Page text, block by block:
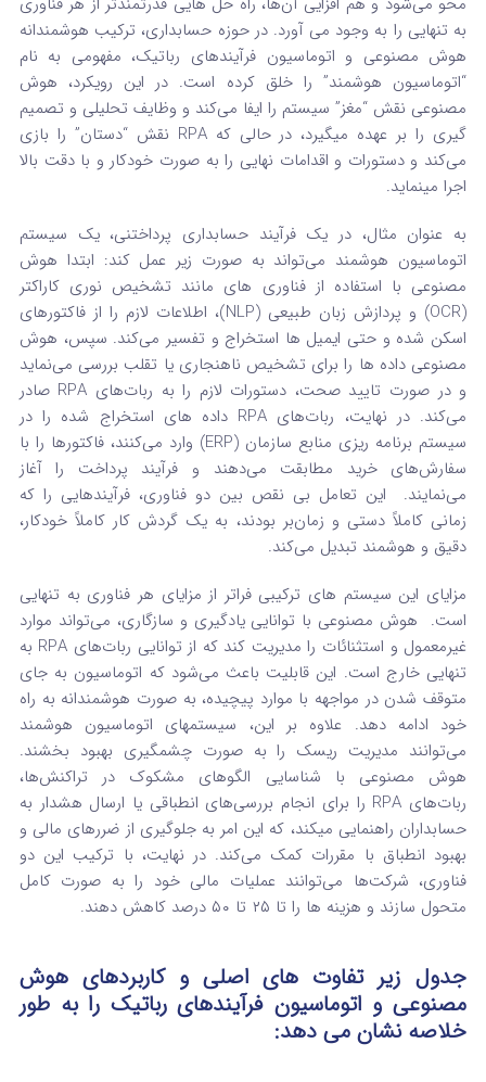
به تنهایی را به وجود می‌ آورد. در حوزه حسابداری، ترکیب هوشمندانه
هوش مصنوعی و اتوماسیون فرآیندهای رباتیک، مفهومی به نام
“اتوماسیون هوشمند” را خلق کرده است. در این رویکرد، هوش
مصنوعی نقش “مغز” سیستم را ایفا می‌کند و وظایف تحلیلی و تصمیم‌
گیری را بر عهده میگیرد، در حالی که RPA نقش “دستان” را بازی
می‌کند و دستورات و اقدامات نهایی را به صورت خودکار و با دقت بالا
اجرا مینماید.
به عنوان مثال، در یک فرآیند حسابداری پرداختنی، یک سیستم
اتوماسیون هوشمند می‌تواند به صورت زیر عمل کند: ابتدا هوش
مصنوعی با استفاده از فناوری‌ های مانند تشخیص نوری کاراکتر
(OCR) و پردازش زبان طبیعی (NLP)، اطلاعات لازم را از فاکتورهای
اسکن‌ شده و حتی ایمیل‌ ها استخراج و تفسیر می‌کند. سپس، هوش
مصنوعی داده‌ ها را برای تشخیص ناهنجاری یا تقلب بررسی می‌نماید
و در صورت تایید صحت، دستورات لازم را به ربات‌های RPA صادر
می‌کند. در نهایت، ربات‌های RPA داده‌ های استخراج شده را در
سیستم برنامه‌ ریزی منابع سازمان (ERP) وارد می‌کنند، فاکتورها را با
سفارش‌های خرید مطابقت می‌دهند و فرآیند پرداخت را آغاز
می‌نمایند.
این تعامل بی‌ نقص بین دو فناوری، فرآیندهایی را که
زمانی کاملاً دستی و زمان‌بر بودند، به یک گردش کار کاملاً خودکار،
دقیق و هوشمند تبدیل می‌کند.
مزایای این سیستم‌ های ترکیبی فراتر از مزایای هر فناوری به تنهایی
است. هوش مصنوعی با توانایی یادگیری و سازگاری، می‌تواند موارد
غیرمعمول و استثنائات را مدیریت کند که از توانایی ربات‌های RPA به
تنهایی خارج است. این قابلیت باعث می‌شود که اتوماسیون به جای
متوقف شدن در مواجهه با موارد پیچیده، به صورت هوشمندانه به راه
خود ادامه دهد. علاوه بر این، سیستمهای اتوماسیون هوشمند
می‌توانند مدیریت ریسک را به صورت چشمگیری بهبود بخشند.
هوش مصنوعی با شناسایی الگوهای مشکوک در تراکنش‌ها،
ربات‌های RPA را برای انجام بررسی‌های انطباقی یا ارسال هشدار به
حسابداران راهنمایی میکند، که این امر به جلوگیری از ضررهای مالی و
بهبود انطباق با مقررات کمک می‌کند.در نهایت، با ترکیب این دو
فناوری، شرکت‌ها می‌توانند عملیات مالی خود را به صورت کامل
متحول سازند و هزینه‌ ها را تا ۲۵ تا ۵۰ درصد کاهش دهند.
جدول زیر تفاوت‌ های اصلی و کاربردهای هوش
مصنوعی و اتوماسیون فرآیندهای رباتیک را به طور
خلاصه نشان می‌ دهد: